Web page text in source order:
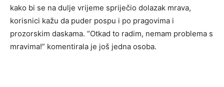
kako bi se na dulje vrijeme spriječio dolazak mrava,
korisnici kažu da puder pospu i po pragovima i
prozorskim daskama. “Otkad to radim, nemam problema s
mravima!” komentirala je još jedna osoba.